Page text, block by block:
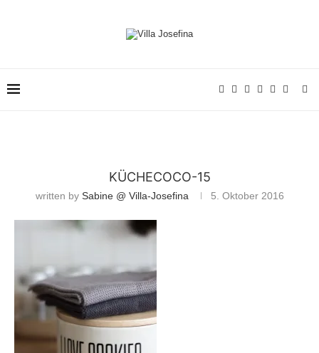
KÜCHECOCO-15
written by Sabine @ Villa-Josefina 5. Oktober 2016